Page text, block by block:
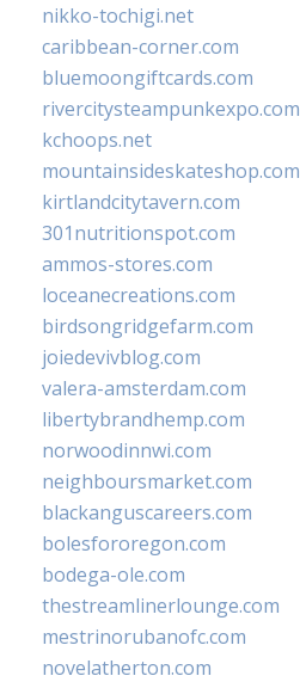
nikko-tochigi.net
caribbean-corner.com
bluemoongiftcards.com
rivercitysteampunkexpo.com
kchoops.net
mountainsideskateshop.com
kirtlandcitytavern.com
301nutritionspot.com
ammos-stores.com
loceanecreations.com
birdsongridgefarm.com
joiedevivblog.com
valera-amsterdam.com
libertybrandhemp.com
norwoodinnwi.com
neighboursmarket.com
blackanguscareers.com
bolesfororegon.com
bodega-ole.com
thestreamlinerlounge.com
mestrinorubanofc.com
novelatherton.com